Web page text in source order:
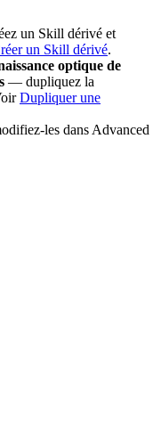
un Skill dérivé et
un Skill dérivé.
optique de
— dupliquez la
Dupliquer une
les dans Advanced